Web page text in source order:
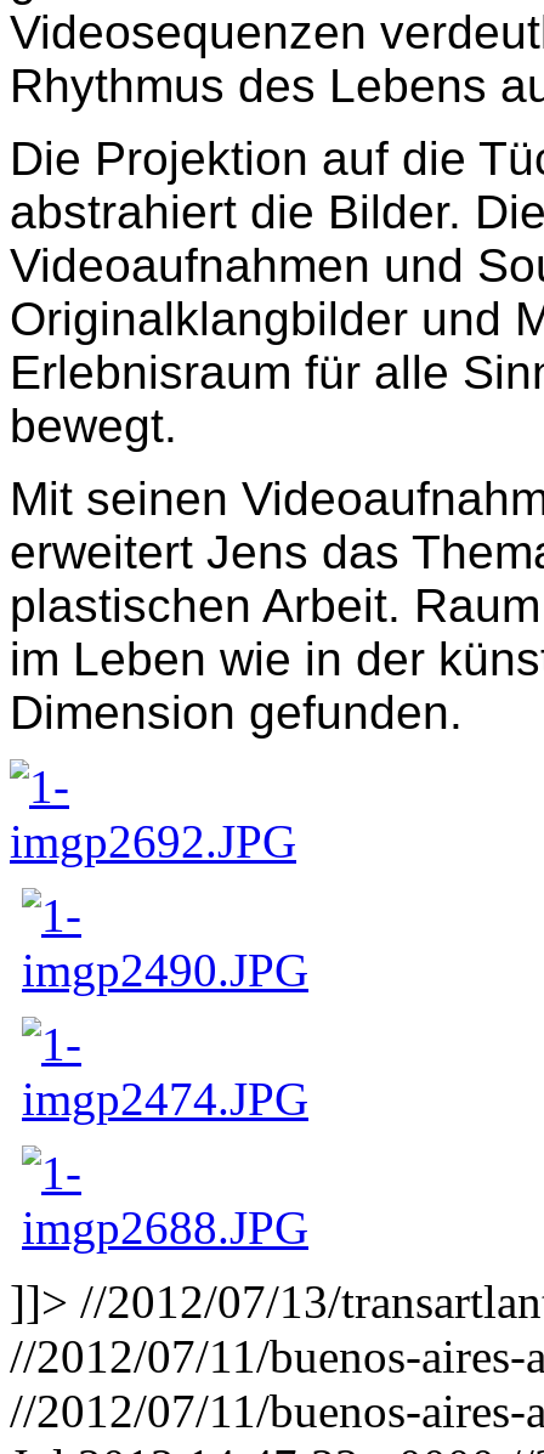
Videosequenzen
Rhythmus des Lebens
Die Projektion auf die
abstrahiert die Bilder.
Videoaufnahmen und
Originalklangbilder und
Erlebnisraum für alle
bewegt.
Mit seinen
erweitert Jens das
plastischen Arbeit.
im Leben wie in der
Dimension gefunden.
]]> //2012/07/13/
//2012/07/11/buenos-aires-
//2012/07/11/buenos-aires-